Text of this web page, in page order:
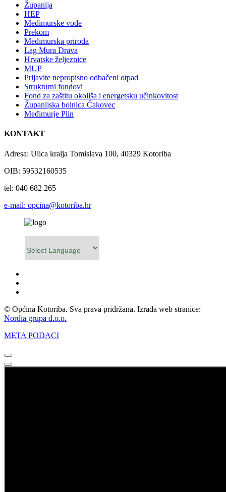
Županija
HEP
Međimurske vode
Prekom
Međimurska priroda
Lag Mura Drava
Hrvatske željeznice
MUP
Prijavite nepropisno odbačeni otpad
Strukturni fondovi
Fond za zaštitu okoliša i energetsku učinkovitost
Županijska bolnica Čakovec
Međimurje Plin
KONTAKT
Adresa: Ulica kralja Tomislava 100, 40329 Kotoriba
OIB: 59532160535
tel: 040 682 265
e-mail: opcina@kotoriba.hr
© Općina Kotoriba. Sva prava pridržana. Izrada web stranice:
Nordia grupa d.o.o.
META PODACI